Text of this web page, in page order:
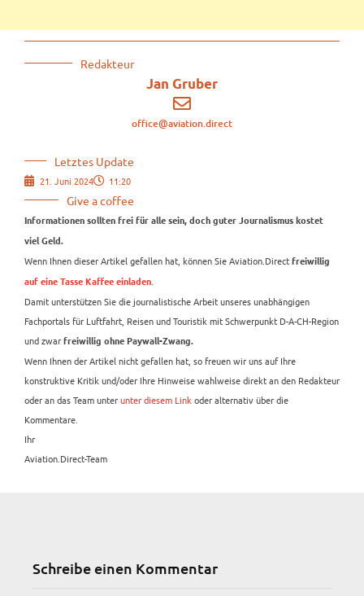
Redakteur
Jan Gruber
office@aviation.direct
Letztes Update
21. Juni 2024 11:20
Give a coffee
Informationen sollten frei für alle sein, doch guter Journalismus kostet
viel Geld.
Wenn Ihnen dieser Artikel gefallen hat, können Sie Aviation.Direct freiwillig
auf eine Tasse Kaffee einladen
Damit unterstützen Sie die journalistische Arbeit unseres unabhängigen
Fachportals für Luftfahrt, Reisen und Touristik mit Schwerpunkt D-A-CH-Region
und zwar freiwillig ohne Paywall-Zwang.
Wenn Ihnen der Artikel nicht gefallen hat, so freuen wir uns auf Ihre
konstruktive Kritik und/oder Ihre Hinweise wahlweise direkt an den Redakteur
oder an das Team unterunter diesem Link oder alternativ über die
Kommentare.
Ihr
Aviation.Direct-Team
Schreibe einen Kommentar